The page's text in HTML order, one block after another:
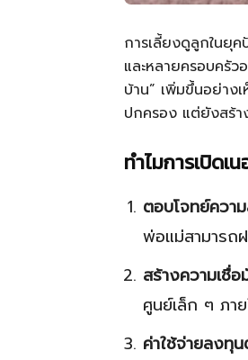
การเลี้ยงดูลูกในยุ
และหลายครอบครัว
บ้าน” เพิ่มขึ้นอย่าง
ปกครอง แต่ยังสร้า
ทำไมการเปิดเ
ตอบโจทย์ควา
พ่อแม่สามารถ
สร้างความเชื่อ
ศูนย์เล็ก ๆ ภา
ค่าใช้จ่ายลงทุ